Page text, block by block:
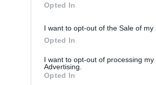
Opted In
I want to opt-out of the Sale of my
Opted In
I want to opt-out of processing
Advertising.
Opted In
cotizados de